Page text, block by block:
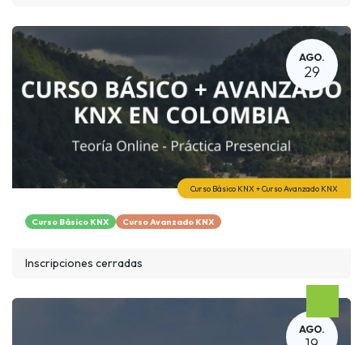
AGO.
29
Curso Básico KNX + Curso Avanzado KNX
Curso Básico KNX Curso Avanzado KNX
Inscripciones cerradas
AGO.